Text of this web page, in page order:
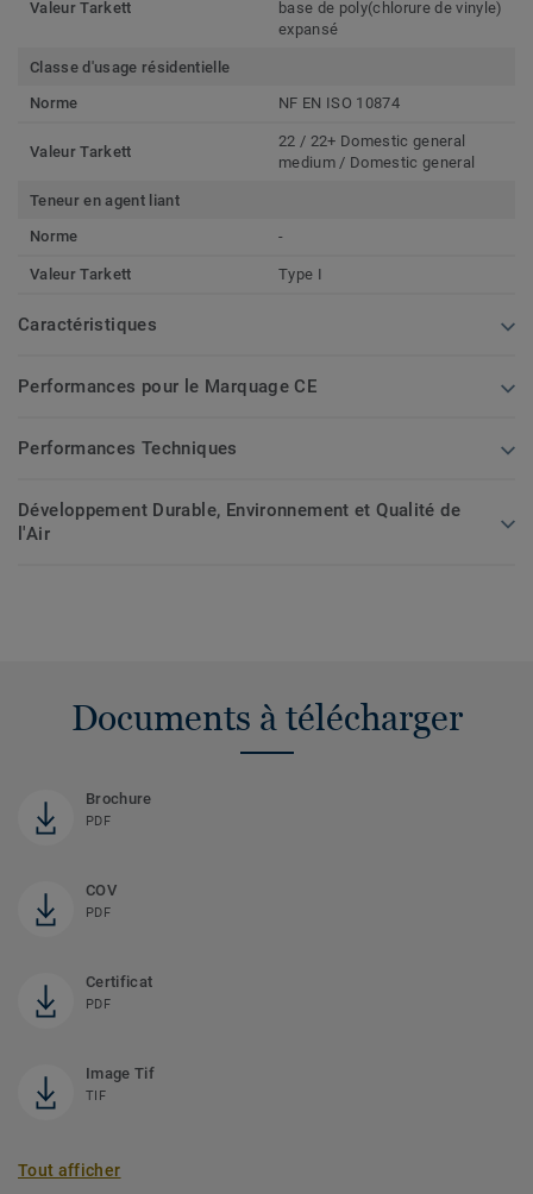
Valeur Tarkett
base de poly(chlorure de vinyle)
expansé
Classe d'usage résidentielle
Norme
NF EN ISO 10874
Valeur Tarkett
22 / 22+ Domestic general
medium / Domestic general
Teneur en agent liant
Norme
-
Valeur Tarkett Type I
Caractéristiques
Performances pour le Marquage CE
Performances Techniques
Développement Durable, Environnement et Qualité de
l'Air
Documents à télécharger
Brochure
PDF
COV
PDF
Certificat
PDF
Image Tif
TIF
Tout afficher